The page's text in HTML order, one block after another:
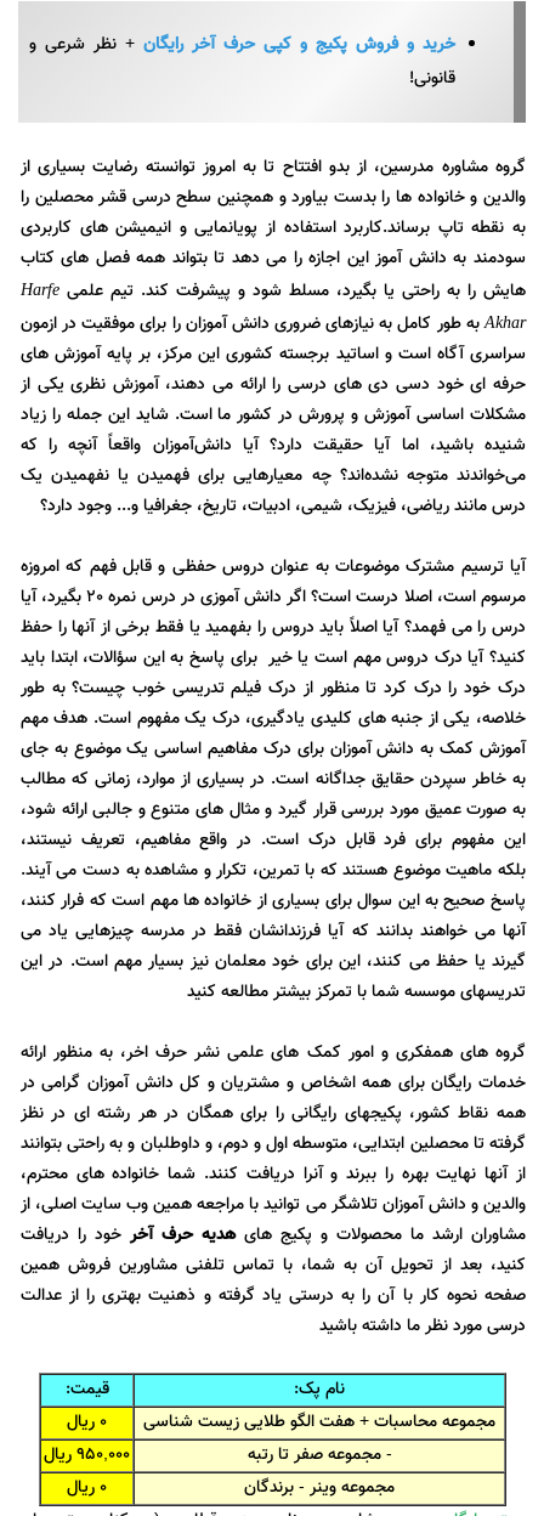
خرید و فروش پکیج و کپی حرف آخر رایگان + نظر شرعی و
قانونی!
گروه مشاوره مدرسین، از بدو افتتاح تا به امروز توانسته رضایت بسیاری از
والدین و خانواده ها را بدست بیاورد و همچنین سطح درسی قشر محصلین را
به نقطه تاپ برساند.کاربرد استفاده از پویانمایی و انیمیشن های کاربردی
سودمند به دانش آموز این اجازه را می دهد تا بتواند همه فصل های کتاب
هایش را به راحتی یا بگیرد، مسلط شود و پیشرفت کند. تیم علمیHarfe
Akharبه طور کامل به نیازهای ضروری دانش آموزان را برای موفقیت در ازمون
سراسری آگاه است و اساتید برجسته کشوری این مرکز، بر پایه آموزش های
حرفه ای خود دسی دی های درسی را ارائه می دهند، آموزش نظری یکی از
مشکلات اساسی آموزش و پرورش در کشور ما است. شاید این جمله را زیاد
شنیده باشید، اما آیا حقیقت دارد؟ آیا دانش‌آموزان واقعاً آنچه را که
می‌خواندند متوجه نشده‌اند؟ چه معیارهایی برای فهمیدن یا نفهمیدن یک
درس مانند ریاضی، فیزیک، شیمی، ادبیات، تاریخ، جغرافیا و... وجود دارد؟
آیا ترسیم مشترک موضوعات به عنوان دروس حفظی و قابل فهم که امروزه
مرسوم است، اصلا درست است؟ اگر دانش آموزی در درس نمره 20 بگیرد، آیا
درس را می فهمد؟ آیا اصلاً باید دروس را بفهمید یا فقط برخی از آنها را حفظ
کنید؟ آیا درک دروس مهم است یا خیر برای پاسخ به این سؤالات، ابتدا باید
درک خود را درک کرد تا منظور از درک فیلم تدریسی خوب چیست؟ به طور
خلاصه، یکی از جنبه های کلیدی یادگیری، درک یک مفهوم است. هدف مهم
آموزش کمک به دانش آموزان برای درک مفاهیم اساسی یک موضوع به جای
به خاطر سپردن حقایق جداگانه است. در بسیاری از موارد، زمانی که مطالب
به صورت عمیق مورد بررسی قرار گیرد و مثال های متنوع و جالبی ارائه شود،
این مفهوم برای فرد قابل درک است. در واقع مفاهیم، تعریف نیستند،
بلکه ماهیت موضوع هستند که با تمرین، تکرار و مشاهده به دست می آیند.
پاسخ صحیح به این سوال برای بسیاری از خانواده ها مهم است که فرار کنند،
آنها می خواهند بدانند که آیا فرزندانشان فقط در مدرسه چیزهایی یاد می
گیرند یا حفظ می کنند، این برای خود معلمان نیز بسیار مهم است. در این
تدریسهای موسسه شما با تمرکز بیشتر مطالعه کنید
گروه های همفکری و امور کمک های علمی نشر حرف اخر، به منظور ارائه
خدمات رایگان برای همه اشخاص و مشتریان و کل دانش آموزان گرامی در
همه نقاط کشور، پکیجهای رایگانی را برای همگان در هر رشته ای در نظز
گرفته تا محصلین ابتدایی، متوسطه اول و دوم، و داوطلبان و به راحتی بتوانند
از آنها نهایت بهره را ببرند و آنرا دریافت کنند. شما خانواده های محترم،
والدین و دانش آموزان تلاشگر می توانید با مراجعه همین وب سایت اصلی، از
مشاوران ارشد ما محصولات و پکیج هایهدیه حرف آخرخود را دریافت
کنید، بعد از تحویل آن به شما، با تماس تلفنی مشاورین فروش همین
صفحه نحوه کار با آن را به درستی یاد گرفته و ذهنیت بهتری را از عدالت
درسی مورد نظر ما داشته باشید
نام پک:
قیمت:
مجموعه محاسبات + هفت الگو طلایی زیست شناسی
0 ریال
- مجموعه صفر تا رتبه
950,000 ریال
مجموعه وینر - برندگان
0 ریال